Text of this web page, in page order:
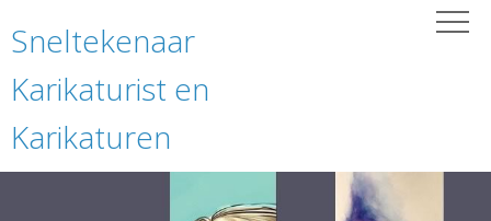
Sneltekenaar
Karikaturist en
Karikaturen